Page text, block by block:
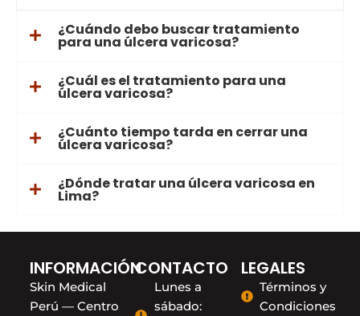
¿Cuándo debo buscar tratamiento
para una úlcera varicosa?
¿Cuál es el tratamiento para una
úlcera varicosa?
¿Cuánto tiempo tarda en cerrar una
úlcera varicosa?
¿Dónde tratar una úlcera varicosa en
Lima?
INFORMACIÓN
Skin Medical
Perú — Centro
CONTACTO
Lunes a
sábado:
LEGALES
Términos y
Condiciones